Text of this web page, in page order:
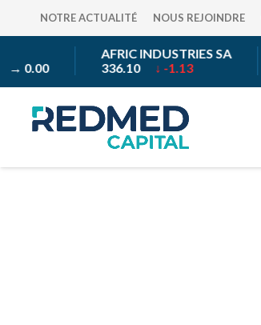
NOTRE ACTUALITÉ NOUS REJOINDRE
0.00
AFRIC INDUSTRIES SA
336.10↓ -1.13